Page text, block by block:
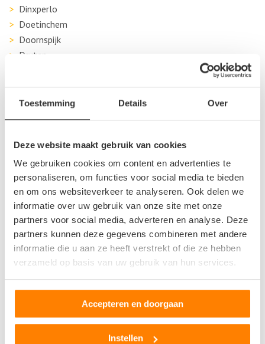
Toestemming Details Over
Deze website maakt gebruik van cookies
We gebruiken cookies om content en advertenties te
personaliseren, om functies voor social media te bieden
en om ons websiteverkeer te analyseren. Ook delen we
informatie over uw gebruik van onze site met onze
partners voor social media, adverteren en analyse. Deze
partners kunnen deze gegevens combineren met andere
informatie die u aan ze heeft verstrekt of die ze hebben
verzameld op basis van uw gebruik van hun services.
Accepteren en doorgaan
Instellen
Dinxperlo
Doetinchem
Doornspijk
Druten
Ede
Eibergen
Elst
Emst
Geesteren
Geldermalsen
Groenlo
Harderwijk
Heelsum
Heerde
Heteren
Hoevelaken
Lichtenvoorde